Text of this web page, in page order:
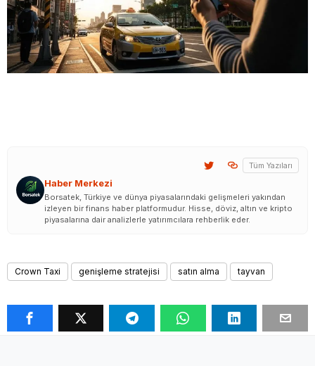
Haber Merkezi
Tüm Yazıları
Borsatek, Türkiye ve dünya piyasalarındaki gelişmeleri yakından
izleyen bir finans haber platformudur. Hisse, döviz, altın ve kripto
piyasalarına dair analizlerle yatırımcılara rehberlik eder.
Crown Taxi genişleme stratejisi satın alma tayvan